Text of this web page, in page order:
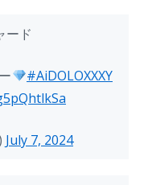
ード
#AiDOLOXXXY
July 7, 2024